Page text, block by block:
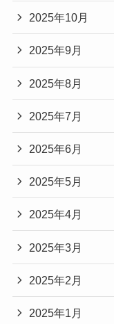
2025年10月
2025年9月
2025年8月
2025年7月
2025年6月
2025年5月
2025年4月
2025年3月
2025年2月
2025年1月